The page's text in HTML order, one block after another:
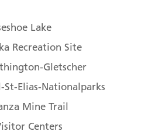
Lake
Recreation Site
Gletscher
St-Elias-Nationalparks
Mine Trail
Centers